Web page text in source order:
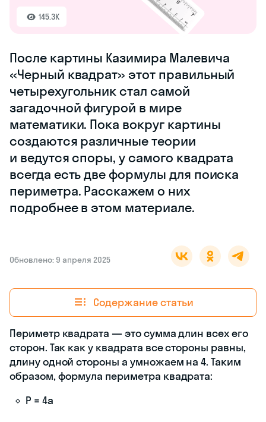
145.3K
После картины Казимира Малевича
«Черный квадрат» этот правильный
четырехугольник стал самой
загадочной фигурой в мире
математики. Пока вокруг картины
создаются различные теории
и ведутся споры, у самого квадрата
всегда есть две формулы для поиска
периметра. Расскажем о них
подробнее в этом материале.
Обновлено: 9 апреля 2025
Содержание статьи
Периметр квадрата — это сумма длин всех его
сторон. Так как у квадрата все стороны равны,
длину одной стороны a умножаем на 4. Таким
образом, формула периметра квадрата:
P = 4a